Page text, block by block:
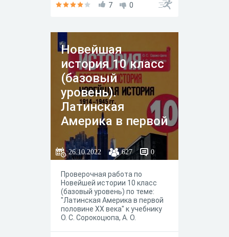
7 0
Новейшая
история 10 класс
(базовый
уровень).
Латинская
Америка в первой
половине XX века
26.10.2022 627 0
Проверочная работа по
Новейшей истории 10 класс
(базовый уровень) по теме:
"Латинская Америка в первой
половине XX века" к учебнику
О. С. Сорокоцюпа, А. О.